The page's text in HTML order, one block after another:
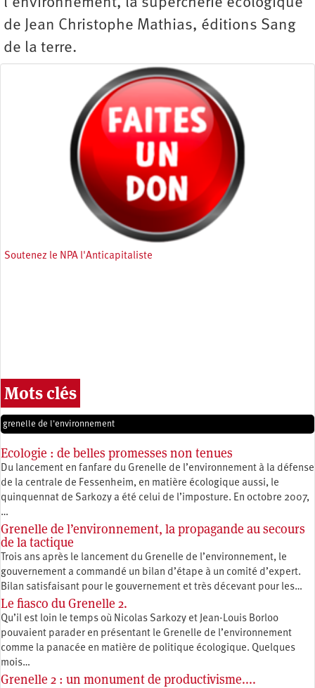
de Jean Christophe Mathias, éditions Sang
de la terre.
Soutenez le NPA l'Anticapitaliste
Mots clés
grenelle de l'environnement
Ecologie : de belles promesses non tenues
Du lancement en fanfare du Grenelle de l’environnement à la défense
de la centrale de Fessenheim, en matière écologique aussi, le
quinquennat de Sarkozy a été celui de l’imposture. En octobre 2007,
…
Grenelle de l’environnement, la propagande au secours
de la tactique
Trois ans après le lancement du Grenelle de l’environnement, le
gouvernement a commandé un bilan d’étape à un comité d’expert.
Bilan satisfaisant pour le gouvernement et très décevant pour les…
Le fiasco du Grenelle 2.
Qu’il est loin le temps où Nicolas Sarkozy et Jean-Louis Borloo
pouvaient parader en présentant le Grenelle de l’environnement
comme la panacée en matière de politique écologique. Quelques
mois…
Grenelle 2 : un monument de productivisme....